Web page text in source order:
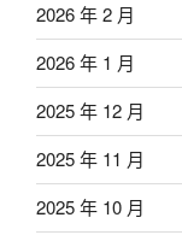
2026 年 2 月
2026 年 1 月
2025 年 12 月
2025 年 11 月
2025 年 10 月